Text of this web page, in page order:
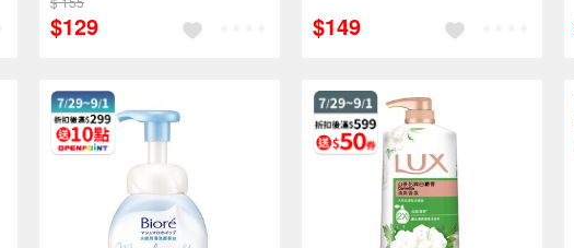
$129 $149